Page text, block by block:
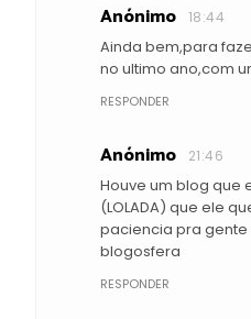
Anónimo 18:44
Ainda bem,para
no ultimo ano,com
RESPONDER
Anónimo 21:46
Houve um blog que
(LOLADA) que ele
paciencia pra gente
blogosfera
RESPONDER